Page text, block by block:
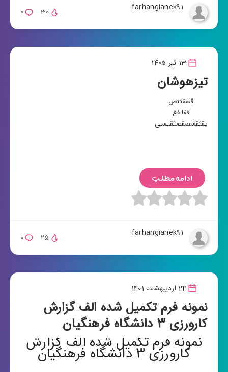
farhangianek91
0 30
13 تیر 1405
تیزهوشان
قصقثثص
ففا فغ
یقثقشصقصثقیسبی
ادامه مطلب
farhangianek91
0 25
24 اردیبهشت 1401
نمونه فرم تکمیل شده الف گزارش
کارورزی 3 دانشگاه فرهنگیان
نمونه فرم تکمیل شده الف گزارش
کارورزی 3 دانشگاه فرهنگیان